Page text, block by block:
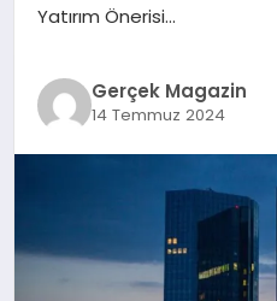
Yatırım Önerisi…
Gerçek Magazin
14 Temmuz 2024